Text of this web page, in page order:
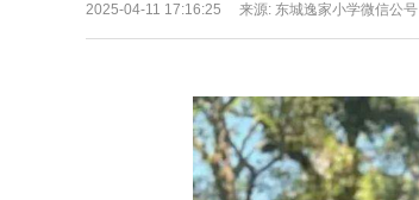
2025-04-11 17:16:25 来源: 东城逸家小学微信公号